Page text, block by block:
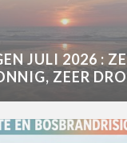
JULI 2026 :
ZEER